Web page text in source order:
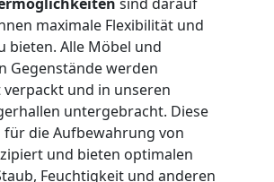
maximale Flexibilität und
bieten. Alle Möbel und
Gegenstände werden
und in unseren
untergebracht. Diese
für die Aufbewahrung von
und bieten optimalen
Feuchtigkeit und anderen